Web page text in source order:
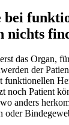
nichts
das Organ,
der
funktionellen
noch Patient
anders